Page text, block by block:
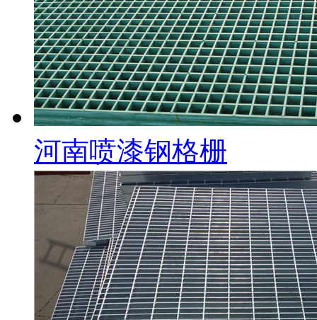
河南喷漆钢格栅